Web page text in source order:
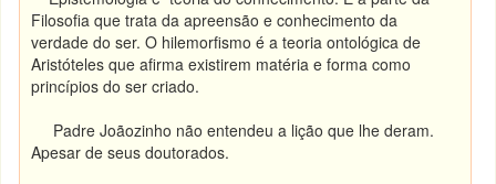
Filosofia que trata da apreensão e conhecimento da
verdade do ser. O hilemorfismo é a teoria ontológica de
Aristóteles que afirma existirem matéria e forma como
princípios do ser criado.
Padre Joãozinho não entendeu a lição que lhe deram.
Apesar de seus doutorados.